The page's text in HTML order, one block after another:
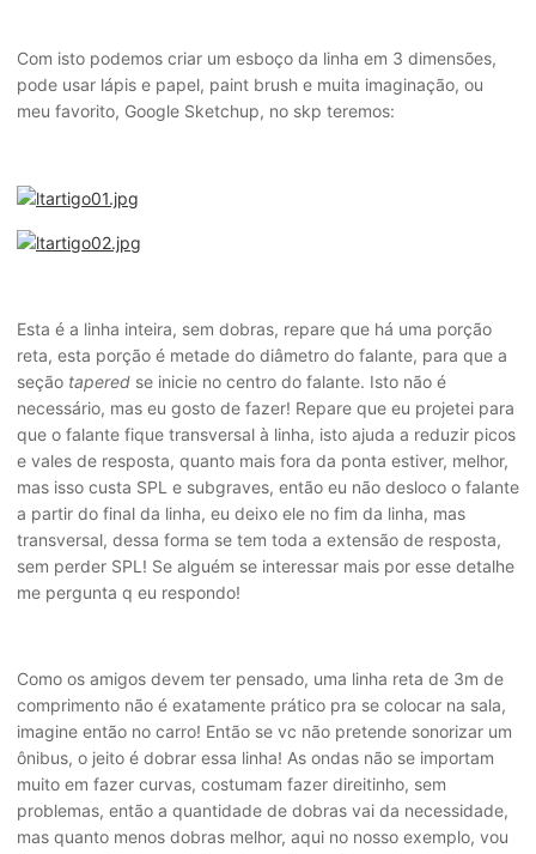
Com isto podemos criar um esboço da linha em 3 dimensões,
pode usar lápis e papel, paint brush e muita imaginação, ou
meu favorito, Google Sketchup, no skp teremos:
Esta é a linha inteira, sem dobras, repare que há uma porção
reta, esta porção é metade do diâmetro do falante, para que a
seção tapered se inicie no centro do falante. Isto não é
necessário, mas eu gosto de fazer! Repare que eu projetei para
que o falante fique transversal à linha, isto ajuda a reduzir picos
e vales de resposta, quanto mais fora da ponta estiver, melhor,
mas isso custa SPL e subgraves, então eu não desloco o falante
a partir do final da linha, eu deixo ele no fim da linha, mas
transversal, dessa forma se tem toda a extensão de resposta,
sem perder SPL! Se alguém se interessar mais por esse detalhe
me pergunta q eu respondo!
Como os amigos devem ter pensado, uma linha reta de 3m de
comprimento não é exatamente prático pra se colocar na sala,
imagine então no carro! Então se vc não pretende sonorizar um
ônibus, o jeito é dobrar essa linha! As ondas não se importam
muito em fazer curvas, costumam fazer direitinho, sem
problemas, então a quantidade de dobras vai da necessidade,
mas quanto menos dobras melhor, aqui no nosso exemplo, vou